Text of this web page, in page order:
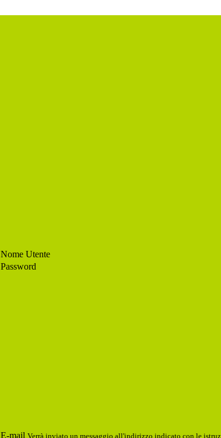
Nome Utente
Password
E-mail Verrà inviato un messaggio all'indirizzo indicato con le